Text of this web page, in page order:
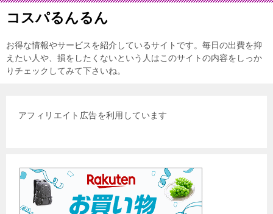
コスパるんるん
お得な情報やサービスを紹介しているサイトです。毎日の出費を抑
えたい人や、損をしたくないという人はこのサイトの内容をしっか
りチェックしてみて下さいね。
アフィリエイト広告を利用しています